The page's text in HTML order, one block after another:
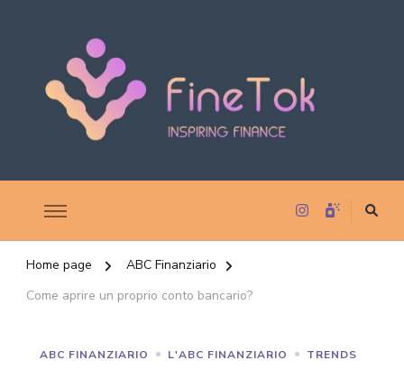
Home page
ABC Finanziario
Come aprire un proprio conto bancario?
ABC FINANZIARIO L'ABC FINANZIARIO TRENDS